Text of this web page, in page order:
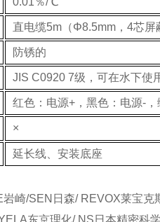
直电缆5m（Φ8.5mm，4芯
防锈的
JIS C0920 7级，可在水下使
红色：电源+，黑色：电源-
×
延长线、安装底座
崎/SEN日森/ REVOX莱宝